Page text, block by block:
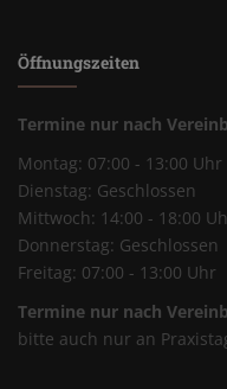
Öffnungszeiten
Termine nur nach
Montag: 07:00 - 13:00 Uhr
Dienstag: Geschlossen
Mittwoch: 14:00 - 18:00
Donnerstag: Geschlossen
Freitag: 07:00 - 13:00 Uhr
Termine nur nach
bitte auch nur an